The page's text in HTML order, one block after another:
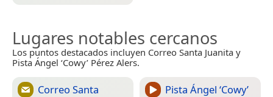
Lugares notables cercanos
Los puntos destacados incluyen Correo Santa Juanita y
Pista Ángel ‘Cowy’ Pérez Alers.
Correo Santa
Pista Ángel ‘Cowy’